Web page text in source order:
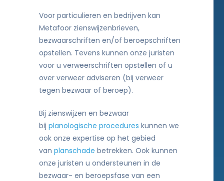
Voor particulieren en bedrijven kan
Metafoor zienswijzenbrieven,
bezwaarschriften en/of beroepschriften
opstellen. Tevens kunnen onze juristen
voor u verweerschriften opstellen of u
over verweer adviseren (bij verweer
tegen bezwaar of beroep).
Bij zienswijzen en bezwaar
bij planologische procedures kunnen we
ook onze expertise op het gebied
van planschade betrekken. Ook kunnen
onze juristen u ondersteunen in de
bezwaar- en beroepsfase van een